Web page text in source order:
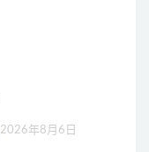
2026年8月6日